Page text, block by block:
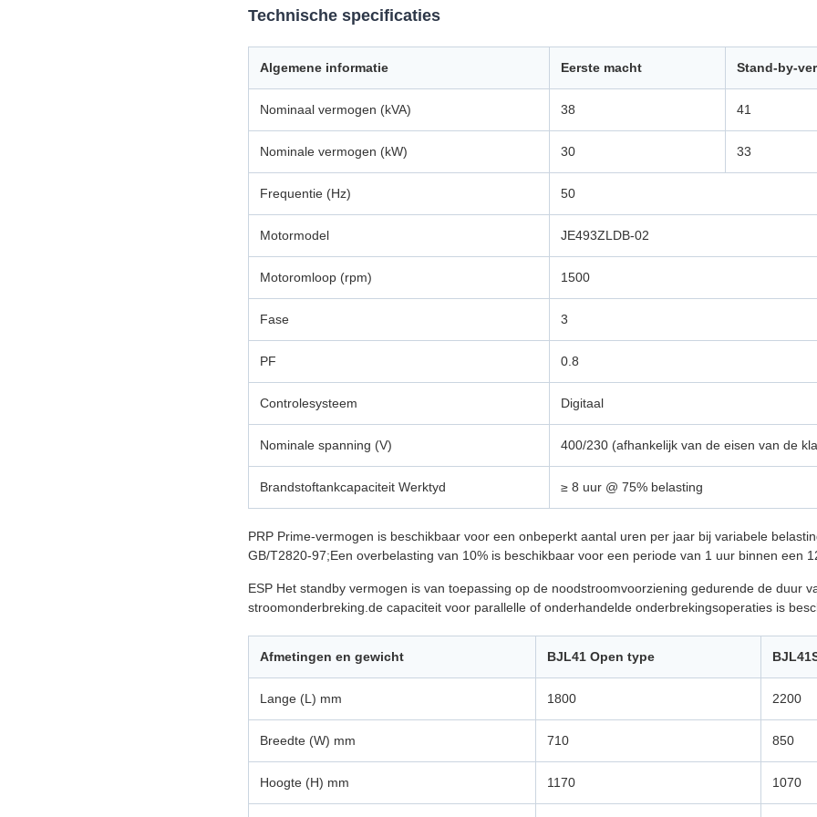
Technische specificaties
Algemene informatie Eerste macht Stand-by-
Nominaal vermogen (kVA) 38 41
Nominale vermogen (kW) 30 33
Frequentie (Hz) 50
Motormodel JE493ZLDB-02
Motoromloop (rpm) 1500
Fase 3
PF 0.8
Controlesysteem Digitaal
Nominale spanning (V) 400/230 (afhankelijk van de eisen van de
Brandstoftankcapaciteit Werktyd ≥ 8 uur @ 75% belasting
PRP Prime-vermogen is beschikbaar voor een onbeperkt aantal uren per jaar bij variabele
GB/T2820-97;Een overbelasting van 10% is beschikbaar voor een periode van 1 uur binnen een
ESP Het standby vermogen is van toepassing op de noodstroomvoorziening gedurende de duur
stroomonderbreking.de capaciteit voor parallelle of onderhandelde onderbrekingsoperaties is
Afmetingen en gewicht BJL41 Open type
Lange (L) mm 1800 2200
Breedte (W) mm 710 850
Hoogte (H) mm 1170 1070